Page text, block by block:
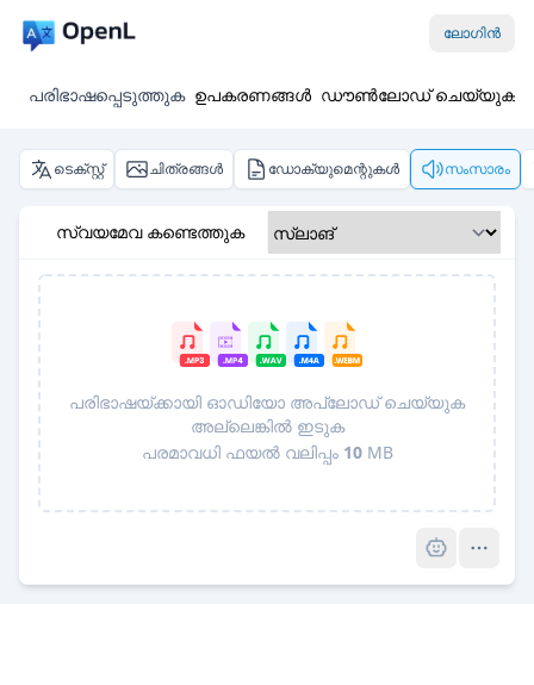
ലോഗിൻ
പരിഭാഷപ്പെടുത്തുക ഉപകരണങ്ങൾ ഡൗൺലോഡ് ചെയ്യുക
ടെക്സ്റ്റ് ചിത്രങ്ങൾ ഡോക്യുമെന്റുകൾ സംസാരം
സ്വയമേവ കണ്ടെത്തുക
പരിഭാഷയ്ക്കായി ഓഡിയോ അപ്‌ലോഡ് ചെയ്യുക
അല്ലെങ്കിൽ ഇടുക
പരമാവധി ഫയൽ വലിപ്പം 10MB